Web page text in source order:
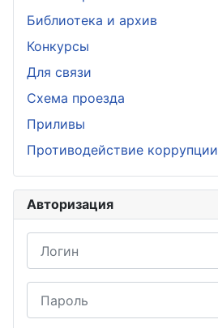
Библиотека и архив
Конкурсы
Для связи
Схема проезда
Приливы
Противодействие коррупции
Авторизация